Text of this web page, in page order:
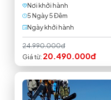
Nơi khởi hành
5 Ngày 5 Ðêm
Ngày khởi hành
24.990.000đ
Giá từ: 20.490.000đ